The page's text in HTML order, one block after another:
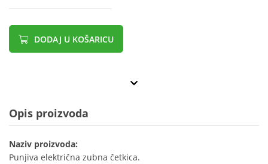
DODAJ U KOŠARICU
Opis proizvoda
Naziv proizvoda:
Punjiva električna zubna četkica.